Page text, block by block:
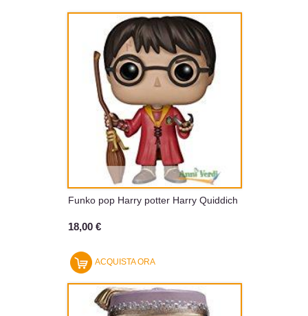
Funko pop Harry potter Harry Quiddich
18,00 €
ACQUISTA ORA